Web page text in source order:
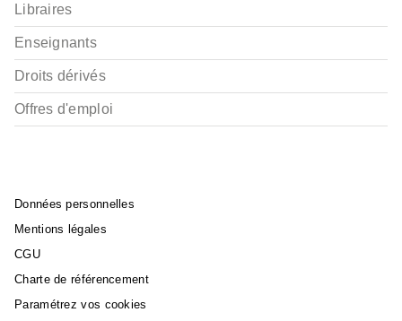
Libraires
Enseignants
Droits dérivés
Offres d'emploi
Données personnelles
Mentions légales
CGU
Charte de référencement
Paramétrez vos cookies